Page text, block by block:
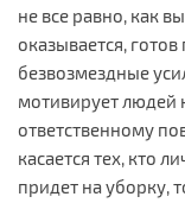
не все равно, как
оказывается,
безвозмездные
мотивирует людей
ответственному
касается тех, кто
придет на уборку,